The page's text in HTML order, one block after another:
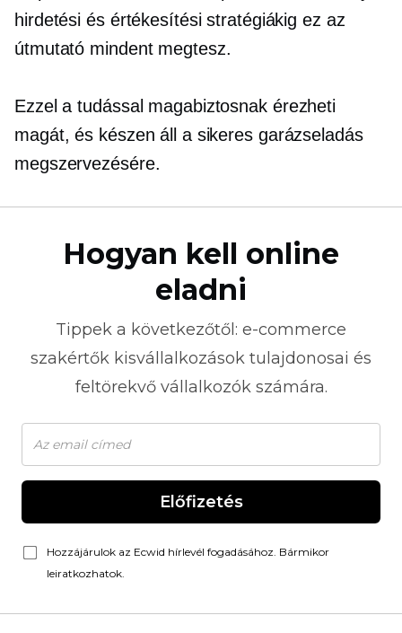
hirdetési és értékesítési stratégiákig ez az
útmutató mindent megtesz.
Ezzel a tudással magabiztosnak érezheti
magát, és készen áll a sikeres garázseladás
megszervezésére.
Hogyan kell online
eladni
Tippek a következőtől: e-commerce
szakértők kisvállalkozások tulajdonosai és
feltörekvő vállalkozók számára.
Előfizetés
Hozzájárulok az Ecwid hírlevél fogadásához. Bármikor
leiratkozhatok.